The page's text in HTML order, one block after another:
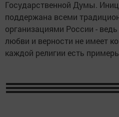
Государственной Думы.
поддержана всеми
организациями России -
любви и верности не имеет
каждой религии есть